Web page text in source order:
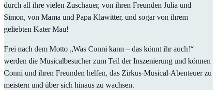
durch all ihre vielen Zuschauer, von ihren Freunden Julia und
Simon, von Mama und Papa Klawitter, und sogar von ihrem
geliebten Kater Mau!
Frei nach dem Motto „Was Conni kann – das könnt ihr auch!“
werden die Musicalbesucher zum Teil der Inszenierung und können
Conni und ihren Freunden helfen, das Zirkus-Musical-Abenteuer zu
meistern und über sich hinaus zu wachsen.